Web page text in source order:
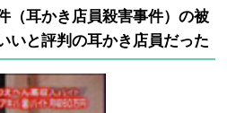
（耳かき店員殺害事件）の被
いと評判の耳かき店員だった